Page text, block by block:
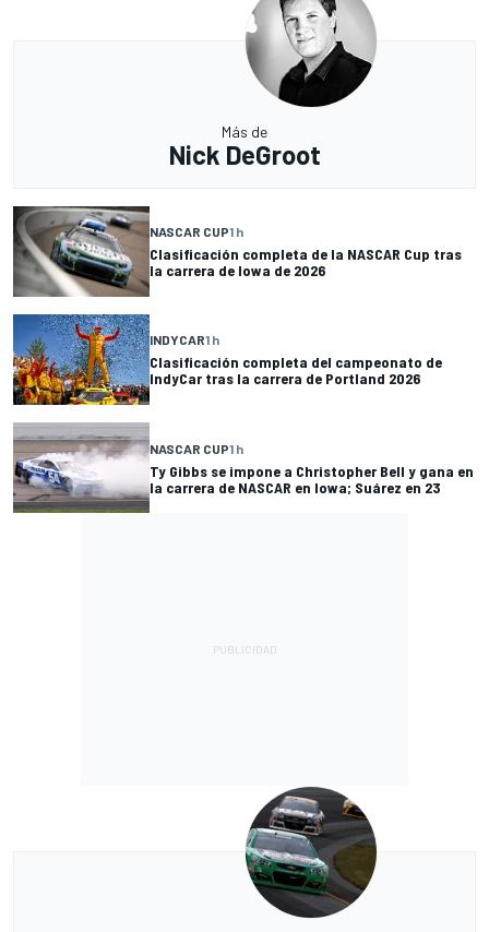
Más de
Nick DeGroot
NASCAR CUP1 h
Clasificación completa de la NASCAR Cup tras
la carrera de Iowa de 2026
INDYCAR1 h
Clasificación completa del campeonato de
IndyCar tras la carrera de Portland 2026
NASCAR CUP1 h
Ty Gibbs se impone a Christopher Bell y gana en
la carrera de NASCAR en Iowa; Suárez en 23